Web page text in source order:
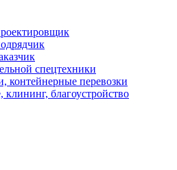
спецтехники
контейнерные перевозки
благоустройство